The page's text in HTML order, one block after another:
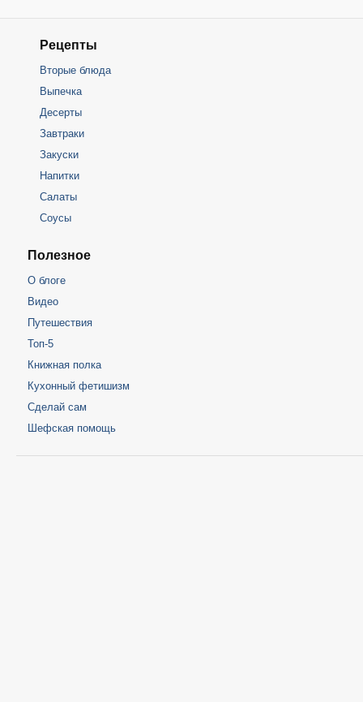
Рецепты
Вторые блюда
Выпечка
Десерты
Завтраки
Закуски
Напитки
Салаты
Соусы
Полезное
О блоге
Видео
Путешествия
Топ-5
Книжная полка
Кухонный фетишизм
Сделай сам
Шефская помощь